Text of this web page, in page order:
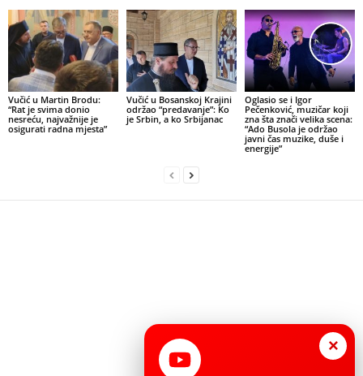
Vučić u Martin Brodu:
“Rat je svima donio
nesreću, najvažnije je
osigurati radna mjesta”
Vučić u Bosanskoj Krajini
održao “predavanje”: Ko
je Srbin, a ko Srbijanac
Oglasio se i Igor
Pečenković, muzičar koji
zna šta znači velika scena:
“Ado Busola je održao
javni čas muzike, duše i
energije”
×